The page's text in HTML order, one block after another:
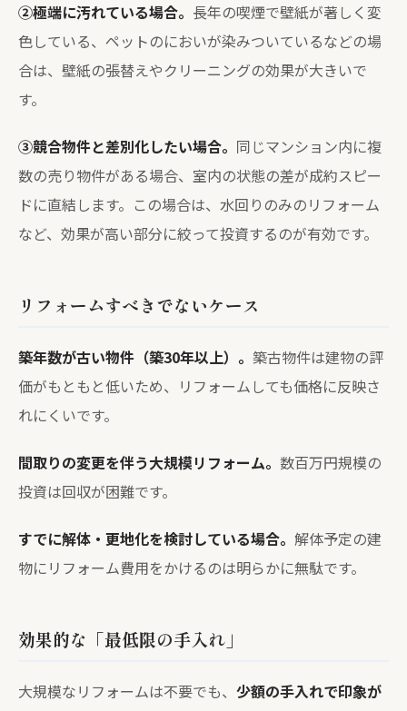
②極端に汚れている場合。 長年の喫煙で壁紙が著しく変
色している、ペットのにおいが染みついているなどの場
合は、壁紙の張替えやクリーニングの効果が大きいで
す。
③競合物件と差別化したい場合。 同じマンション内に複
数の売り物件がある場合、室内の状態の差が成約スピー
ドに直結します。この場合は、水回りのみのリフォーム
など、効果が高い部分に絞って投資するのが有効です。
リフォームすべきでないケース
築年数が古い物件（築30年以上）。 築古物件は建物の評
価がもともと低いため、リフォームしても価格に反映さ
れにくいです。
間取りの変更を伴う大規模リフォーム。 数百万円規模の
投資は回収が困難です。
すでに解体・更地化を検討している場合。 解体予定の建
物にリフォーム費用をかけるのは明らかに無駄です。
効果的な「最低限の手入れ」
大規模なリフォームは不要でも、 少額の手入れで印象が